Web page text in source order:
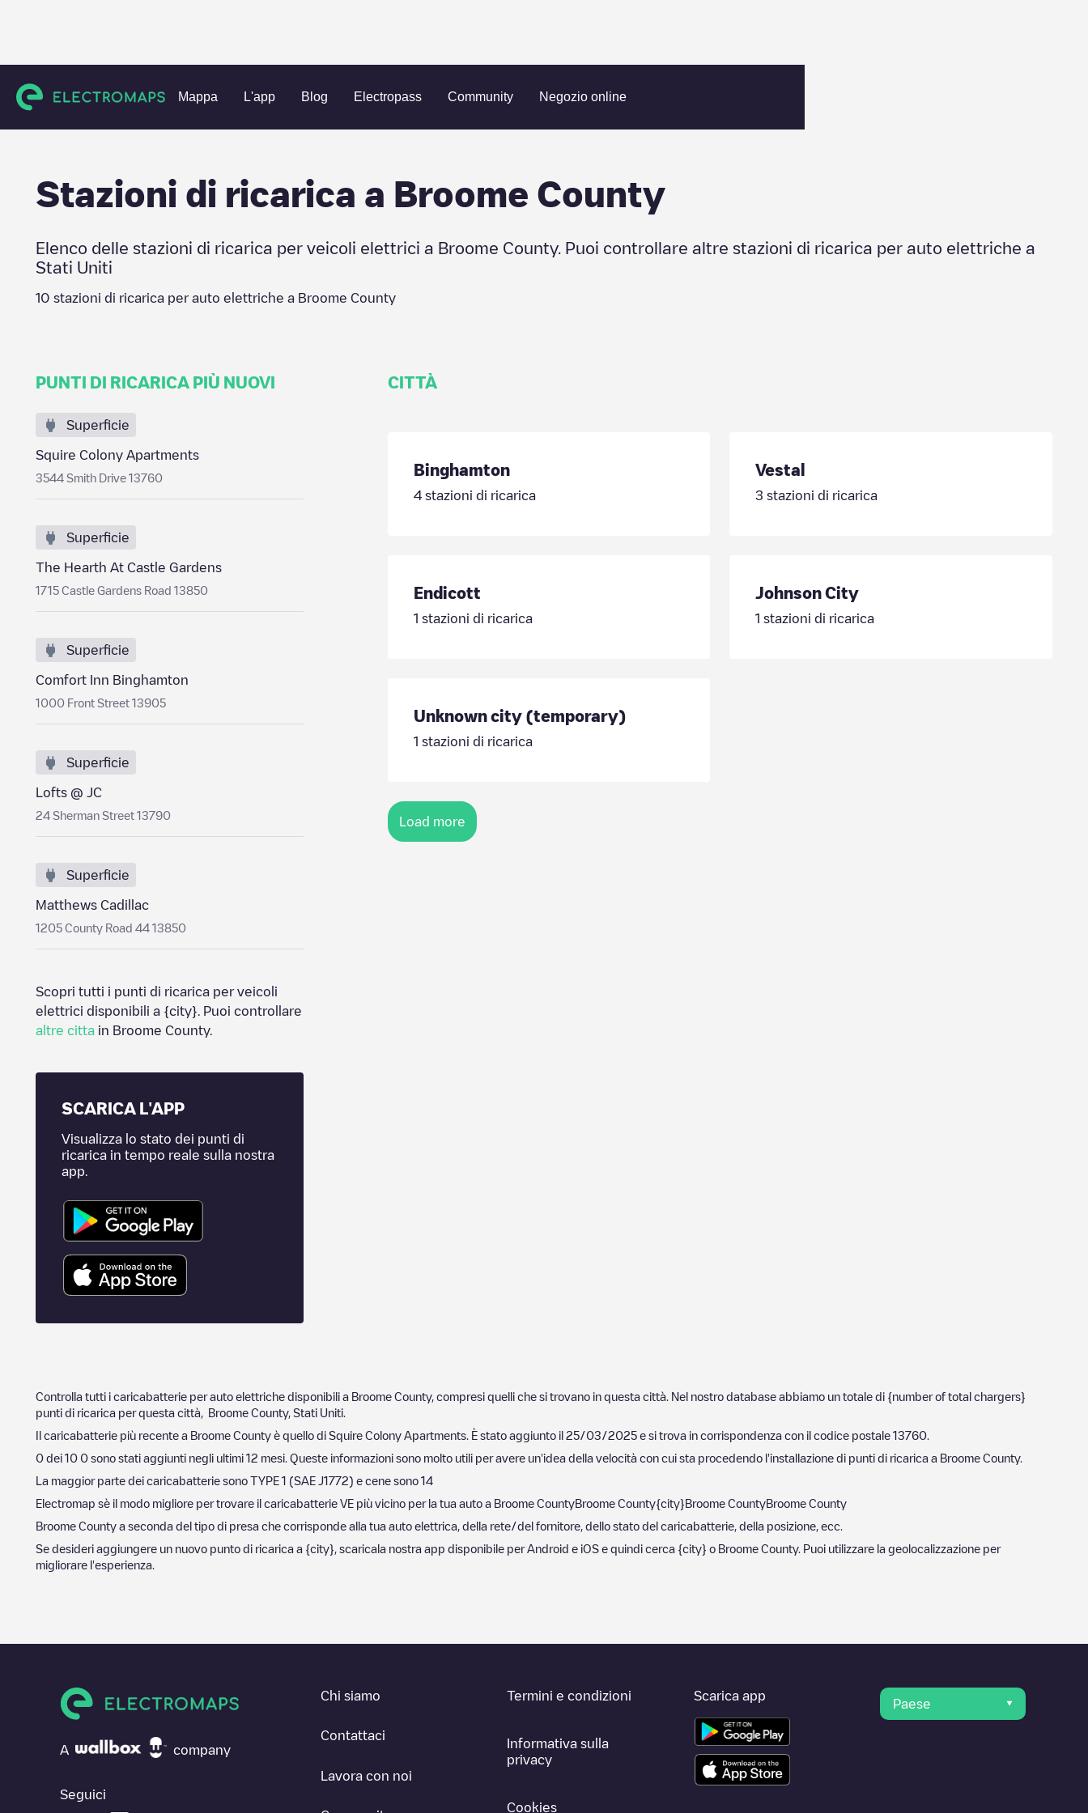
Mappa L'app Blog Electropass Community Negozio online
Charging stations Stati Uniti Broome County
Stazioni di ricarica a Broome County
Elenco delle stazioni di ricarica per veicoli elettrici a Broome County. Puoi controllare altre stazioni di ricarica per auto elettriche a
Stati Uniti
10 stazioni di ricarica per auto elettriche a Broome County
PUNTI DI RICARICA PIÙ NUOVI
Superficie
Squire Colony Apartments
3544 Smith Drive 13760
Superficie
The Hearth At Castle Gardens
1715 Castle Gardens Road 13850
Superficie
Comfort Inn Binghamton
1000 Front Street 13905
Superficie
Lofts @ JC
24 Sherman Street 13790
Superficie
Matthews Cadillac
1205 County Road 44 13850
Scopri tutti i punti di ricarica per veicoli
elettrici disponibili a {city} . Puoi controllare
altre citta in Broome County.
SCARICA L'APP
Visualizza lo stato dei punti di
ricarica in tempo reale sulla nostra
app.
CITTÀ
Binghamton
4stazioni di ricarica
Vestal
3 stazioni di ricarica
Endicott
1 stazioni di ricarica
Johnson City
1 stazioni di ricarica
Unknown city (temporary)
1 stazioni di ricarica
Load more
Controlla tutti i caricabatterie per auto elettriche disponibili a Broome County, compresi quelli che si trovano in questa città. Nel nostro database abbiamo un totale di {number of total chargers}
punti di ricarica per questa città, Broome County, Stati Uniti
Il caricabatterie più recente a Broome County è quello di Squire Colony Apartments . È stato aggiunto il 25/03/2025 e si trova in corrispondenza con il codice postale 13760
0 dei 10 0 sono stati aggiunti negli ultimi 12 mesi. Queste informazioni sono molto utili per avere un'idea della velocità con cui sta procedendo l'installazione di punti di ricarica a Broome County.
La maggior parte dei caricabatterie sono TYPE 1 (SAE J1772) e cene sono 14
Electromap sè il modo migliore per trovare il caricabatterie VE più vicino per la tua auto a Broome CountyBroome County{city}Broome CountyBroome County
Broome County a seconda del tipo di presa che corrisponde alla tua auto elettrica, della rete/del fornitore, dello stato del caricabatterie, della posizione, ecc.
Se desideri aggiungere un nuovo punto di ricarica a {city} , scaricala nostra app disponibile per Android e iOS e quindi cerca {city} o Broome County. Puoi utilizzare la geolocalizzazione per
migliorare l'esperienza.
A company
Seguici
Chi siamo
Contattaci
Lavora con noi
Termini e condizioni
Informativa sulla
privacy
Cookies
Scarica app
Paese